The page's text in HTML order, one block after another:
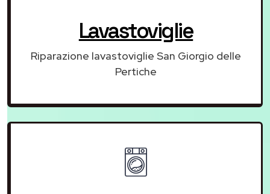
Lavastoviglie
Riparazione lavastoviglie San Giorgio delle
Pertiche